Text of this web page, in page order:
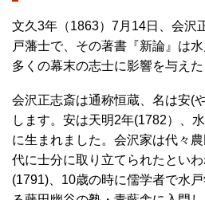
文久3年（1863）7月14日、会沢
戸藩士で、その著書『新論』は
多くの幕末の志士に影響を与え
会沢正志斎は通称恒蔵、名は安(
します。安は天明2年(1782）、
に生まれました。会沢家は代々
代に士分に取り立てられたとい
(1791)、10歳の時に儒学者で水